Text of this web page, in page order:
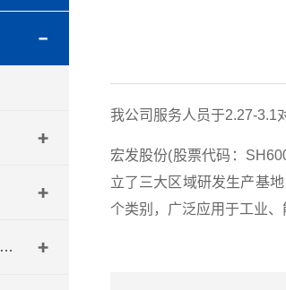
防静电系统评估,培训,咨询,认证
我公司服务人员于2.27-3.1
宏发股份(股票代码：
立了三大区域研发生产基
个类别，广泛应用于工业